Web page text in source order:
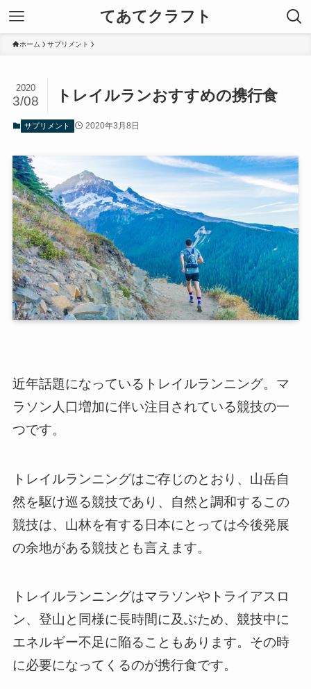
てあてクラフト
ホーム サプリメント
トレイルランおすすめの携行食
2020
3/08
サプリメント 2020年3月8日
近年話題になっているトレイルランニング。マ
ラソン人口増加に伴い注目されている競技の一
つです。
トレイルランニングはご存じのとおり、山岳自
然を駆け巡る競技であり、自然と調和するこの
競技は、山林を有する日本にとっては今後発展
の余地がある競技とも言えます。
トレイルランニングはマラソンやトライアスロ
ン、登山と同様に長時間に及ぶため、競技中に
エネルギー不足に陥ることもあります。その時
に必要になってくるのが携行食です。